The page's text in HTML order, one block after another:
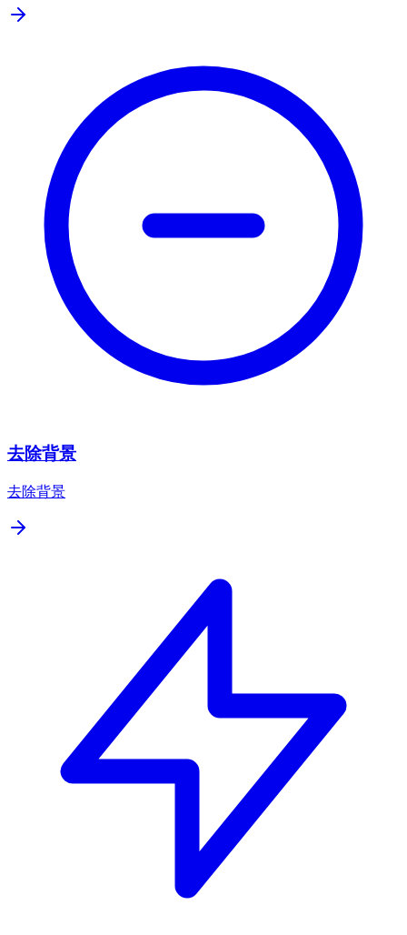
去除背景
去除背景